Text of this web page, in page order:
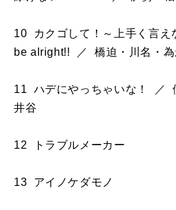
10 カクゴして！～上手く言
be alright!! ／ 橋迫・川名・為
11 ハデにやっちゃいな！ ／
井谷
12 トラブルメーカー
13 アイノケダモノ